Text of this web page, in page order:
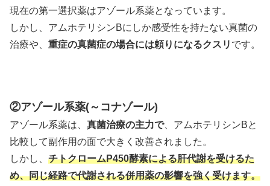
現在の第一選択薬はアゾール系薬となっています。
しかし、アムホテリシンBにしか感受性を持たない真菌の
治療や、 重症の真菌症の場合には頼りになるクスリ です。
②アゾール系薬(～コナゾール)
アゾール系薬は、 真菌治療の主力で、アムホテリシンBと
比較して副作用の面で大きく改善されました。
しかし、 チトクロームP450酵素による肝代謝を受けるた
め、同じ経路で代謝される併用薬の影響を強く受けます。